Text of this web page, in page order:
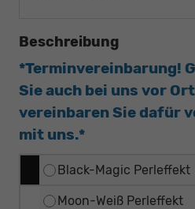
Beschreibung
*Terminvereinbarung!
Sie auch bei uns vor
vereinbaren Sie dafür
mit uns.*
Black-Magic Perleffekt
Moon-Weiß Perleffekt